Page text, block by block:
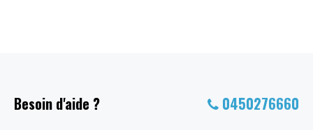
Besoin d'aide ? 0450276660